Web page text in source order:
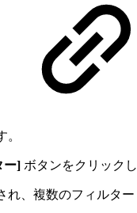
ー] ボタンをクリックし
、複数のフィルター